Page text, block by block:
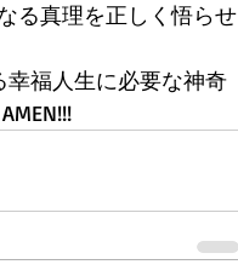
る真理を正しく悟らせ
福人生に必要な神奇